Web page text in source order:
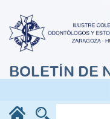
BOLETÍN DE